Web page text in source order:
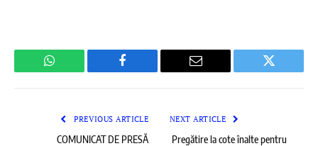
WhatsApp Facebook Email Twitter
PREVIOUS ARTICLE
COMUNICAT DE PRESĂ
NEXT ARTICLE
Pregătire la cote înalte pentru